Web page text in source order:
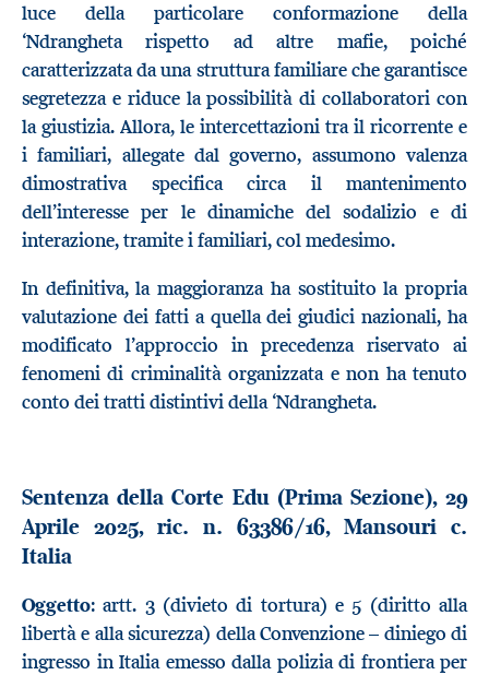
luce della particolare conformazione della
‘Ndrangheta rispetto ad altre mafie, poiché
caratterizzata da una struttura familiare che garantisce
segretezza e riduce la possibilità di collaboratori con
la giustizia. Allora, le intercettazioni tra il ricorrente e
i familiari, allegate dal governo, assumono valenza
dimostrativa specifica circa il mantenimento
dell’interesse per le dinamiche del sodalizio e di
interazione, tramite i familiari, col medesimo.
In definitiva, la maggioranza ha sostituito la propria
valutazione dei fatti a quella dei giudici nazionali, ha
modificato l’approccio in precedenza riservato ai
fenomeni di criminalità organizzata e non ha tenuto
conto dei tratti distintivi della ‘Ndrangheta.
Sentenza della Corte Edu (Prima Sezione), 29
Aprile 2025, ric. n. 63386/16, Mansouri c.
Italia
Oggetto: artt. 3 (divieto di tortura) e 5 (diritto alla
libertà e alla sicurezza) della Convenzione – diniego di
ingresso in Italia emesso dalla polizia di frontiera per